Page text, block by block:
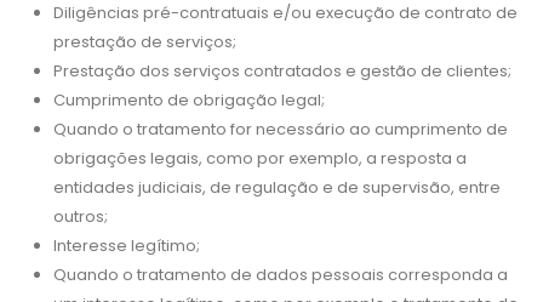
Diligências pré-contratuais e/ou execução de contrato de
prestação de serviços;
Prestação dos serviços contratados e gestão de clientes;
Cumprimento de obrigação legal;
Quando o tratamento for necessário ao cumprimento de
obrigações legais, como por exemplo, a resposta a
entidades judiciais, de regulação e de supervisão, entre
outros;
Interesse legítimo;
Quando o tratamento de dados pessoais corresponda a